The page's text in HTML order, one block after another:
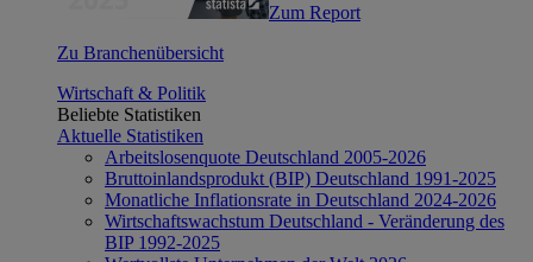
Zum Report
Zu Branchenübersicht
Wirtschaft & Politik
Beliebte Statistiken
Aktuelle Statistiken
Arbeitslosenquote Deutschland 2005-2026
Bruttoinlandsprodukt (BIP) Deutschland 1991-2025
Monatliche Inflationsrate in Deutschland 2024-2026
Wirtschaftswachstum Deutschland - Veränderung des
BIP 1992-2025